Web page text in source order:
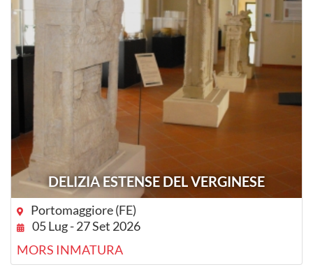
DELIZIA ESTENSE DEL VERGINESE
Portomaggiore (FE)
05 Lug - 27 Set 2026
MORS INMATURA